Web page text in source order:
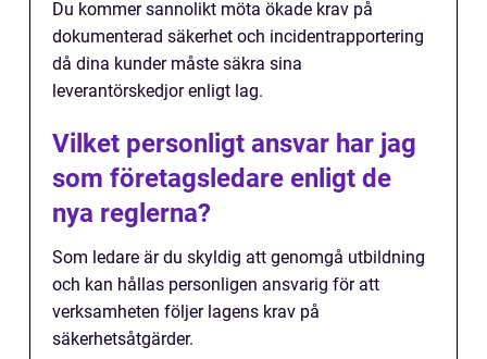
Du kommer sannolikt möta ökade krav på
dokumenterad säkerhet och incidentrapportering
då dina kunder måste säkra sina
leverantörskedjor enligt lag.
Vilket personligt ansvar har jag
som företagsledare enligt de
nya reglerna?
Som ledare är du skyldig att genomgå utbildning
och kan hållas personligen ansvarig för att
verksamheten följer lagens krav på
säkerhetsåtgärder.